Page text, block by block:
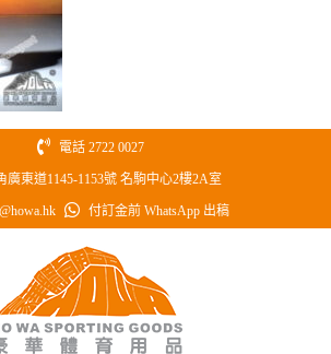
電話 2722 0027
廣東道1145-1153號 名駒中心2樓2A室
付訂金前 WhatsApp 出稿